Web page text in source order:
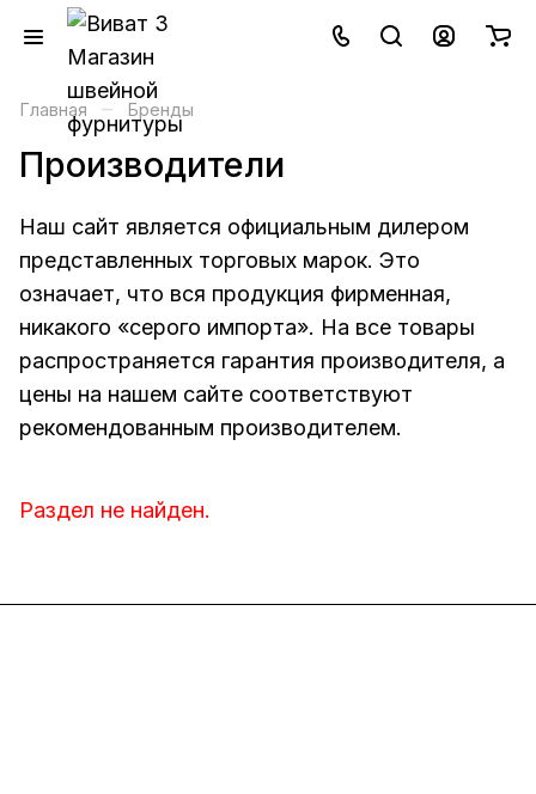
Главная – Бренды
Производители
Наш сайт является официальным дилером
представленных торговых марок. Это
означает, что вся продукция фирменная,
никакого «серого импорта». На все товары
распространяется гарантия производителя, а
цены на нашем сайте соответствуют
рекомендованным производителем.
Раздел не найден.